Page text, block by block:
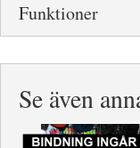
Funktioner
Se även